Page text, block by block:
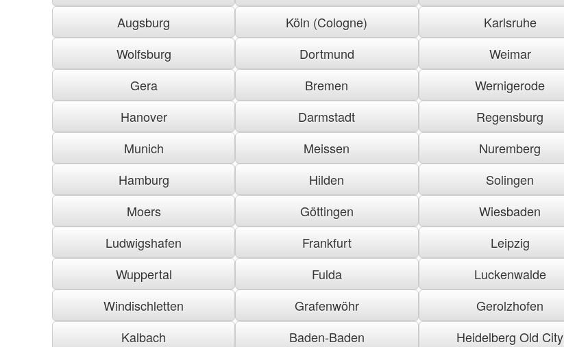
Augsburg
Köln (Cologne)
Karlsruhe
Wolfsburg
Dortmund
Weimar
Gera
Bremen
Wernigerode
Hanover
Darmstadt
Regensburg
Munich
Meissen
Nuremberg
Hamburg
Hilden
Solingen
Moers
Göttingen
Wiesbaden
Ludwigshafen
Frankfurt
Leipzig
Wuppertal
Fulda
Luckenwalde
Windischletten
Grafenwöhr
Gerolzhofen
Kalbach
Baden-Baden Heidelberg Old City